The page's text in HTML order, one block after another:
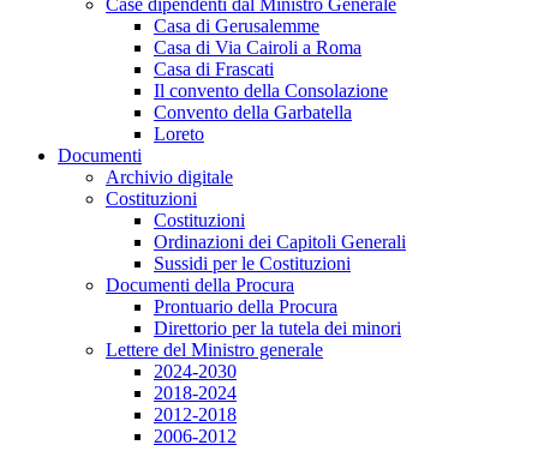
Case dipendenti dal Ministro Generale
Casa di Gerusalemme
Casa di Via Cairoli a Roma
Casa di Frascati
Il convento della Consolazione
Convento della Garbatella
Loreto
Documenti
Archivio digitale
Costituzioni
Costituzioni
Ordinazioni dei Capitoli Generali
Sussidi per le Costituzioni
Documenti della Procura
Prontuario della Procura
Direttorio per la tutela dei minori
Lettere del Ministro generale
2024-2030
2018-2024
2012-2018
2006-2012